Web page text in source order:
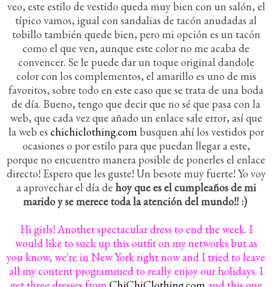
veo, este estilo de vestido queda muy bien con un salón, el
típico vamos, igual con sandalias de tacón anudadas al
tobillo también quede bien, pero mi opción es un tacón
como el que ven, aunque este color no me acaba de
convencer. Se le puede dar un toque original dandole
color con los complementos, el amarillo es uno de mis
favoritos, sobre todo en este caso que se trata de una boda
de día. Bueno, tengo que decir que no sé que pasa con la
web, que cada vez que añado un enlace sale error, así que
la web es chichiclothing.combusquen ahí los vestidos por
ocasiones o por estilo para que puedan llegar a este,
porque no encuentro manera posible de ponerles el enlace
directo! Espero que les guste! Un besote muy fuerte! Yo voy
a aprovechar el día de hoy que es el cumpleaños de mi
marido y se merece toda la atención del mundo!! :)
Hi girls! Another spectacular dress to end the week. I
would like to suck up this outfit on my networks but as
you know, we're in New York right now and I tried to leave
all my content programmed to really enjoy our holidays. I